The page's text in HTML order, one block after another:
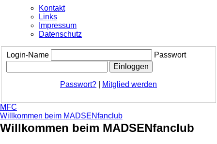
Kontakt
Links
Impressum
Datenschutz
Login-Name Passwort
Passwort? Mitglied werden
MFC
Willkommen beim MADSENfanclub
Willkommen beim MADSENfanclub